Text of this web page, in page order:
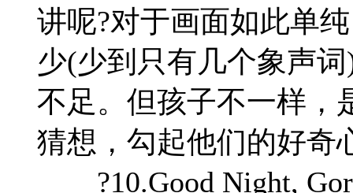
讲呢?对于画面如此单
少(少到只有几个象声
不足。但孩子不一样，
猜想，勾起他们的好奇
?10.Good Night,